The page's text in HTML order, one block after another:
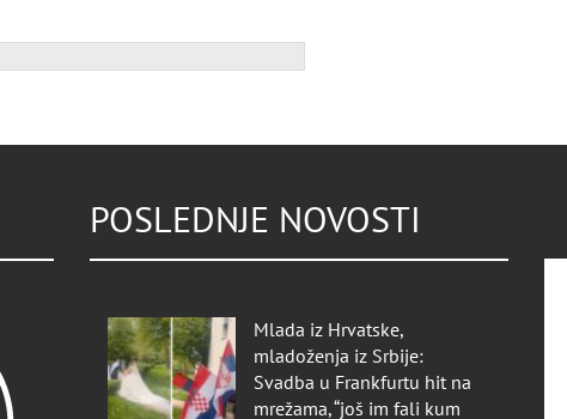
POSLEDNJE NOVOSTI
Mlada iz Hrvatske,
mladoženja iz Srbije:
Svadba u Frankfurtu hit na
mrežama, “još im fali kum